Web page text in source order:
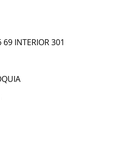
69 INTERIOR 301